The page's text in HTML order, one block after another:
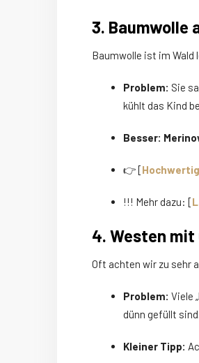
3. Baumwolle
Baumwolle ist im Wald
Problem: Sie
kühlt das Kind
Besser:
👉 [
!!! Mehr dazu: [
4. Westen mit
Oft achten wir zu sehr
Problem: Viele
dünn gefüllt
Kleiner Tipp: